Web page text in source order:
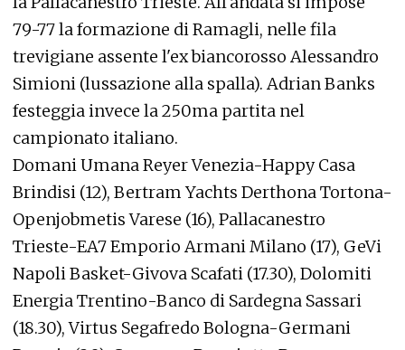
79-77 la formazione di Ramagli, nelle fila
trevigiane assente l'ex biancorosso Alessandro
Simioni (lussazione alla spalla). Adrian Banks
festeggia invece la 250ma partita nel
campionato italiano.
Domani Umana Reyer Venezia-Happy Casa
Brindisi (12), Bertram Yachts Derthona Tortona-
Openjobmetis Varese (16), Pallacanestro
Trieste-EA7 Emporio Armani Milano (17), GeVi
Napoli Basket-Givova Scafati (17.30), Dolomiti
Energia Trentino-Banco di Sardegna Sassari
(18.30), Virtus Segafredo Bologna-Germani